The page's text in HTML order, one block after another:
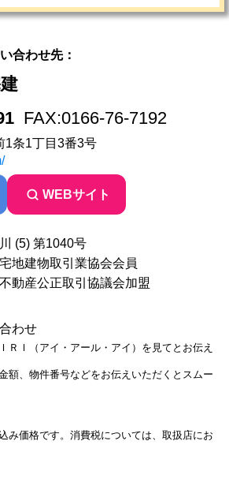
合わせ先：
FAX:0166-76-7192
1条1丁目3番3号
WEBサイト
(5) 第1040号
地建物取引業協会会員
動産公正取引協議会加盟
わせ
ＲＩ（アイ・アール・アイ）を見てとお伝え
額、物件番号などをお伝えいただくとスムー
み価格です。消費税については、取扱店にお